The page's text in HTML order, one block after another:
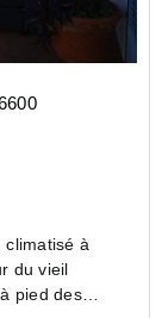
climatisé à
du vieil
pied des